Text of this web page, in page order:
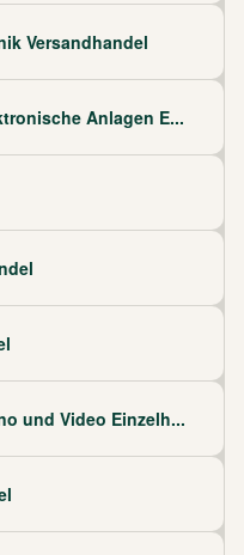
Versandhandel
Anlagen E...
und Video Einzelh...